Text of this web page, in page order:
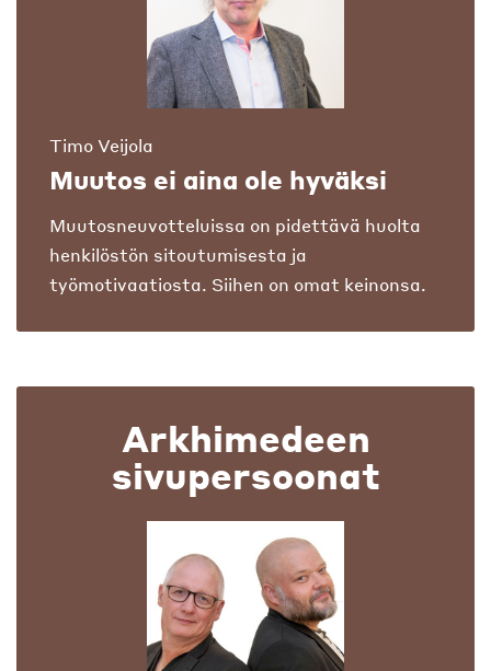
Timo Veijola
Muutos ei aina ole hyväksi
Muutosneuvotteluissa on pidettävä huolta
henkilöstön sitoutumisesta ja
työmotivaatiosta. Siihen on omat keinonsa.
Arkhimedeen
sivupersoonat